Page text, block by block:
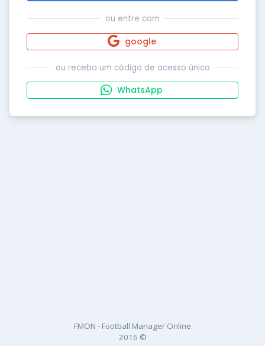
ou entre com
google
ou receba um código de acesso único
WhatsApp
FMON - Football Manager Online
2016 ©